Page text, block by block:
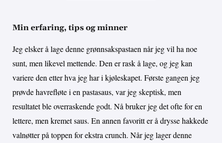
Min erfaring, tips og minner
Jeg elsker å lage denne grønnsakspastaen når jeg vil ha noe
sunt, men likevel mettende. Den er rask å lage, og jeg kan
variere den etter hva jeg har i kjøleskapet. Første gangen jeg
prøvde havrefløte i en pastasaus, var jeg skeptisk, men
resultatet ble overraskende godt. Nå bruker jeg det ofte for en
lettere, men kremet saus. En annen favoritt er å drysse hakkede
valnøtter på toppen for ekstra crunch. Når jeg lager denne